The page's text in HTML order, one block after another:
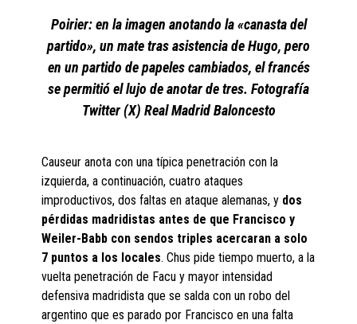
Poirier: en la imagen anotando la «canasta del
partido», un mate tras asistencia de Hugo, pero
en un partido de papeles cambiados, el francés
se permitió el lujo de anotar de tres. Fotografía
Twitter (X) Real Madrid Baloncesto
Causeur anota con una típica penetración con la
izquierda, a continuación, cuatro ataques
improductivos, dos faltas en ataque alemanas, y dos
pérdidas madridistas antes de que Francisco y
Weiler-Babb con sendos triples acercaran a solo
7 puntos a los locales. Chus pide tiempo muerto, a la
vuelta penetración de Facu y mayor intensidad
defensiva madridista que se salda con un robo del
argentino que es parado por Francisco en una falta